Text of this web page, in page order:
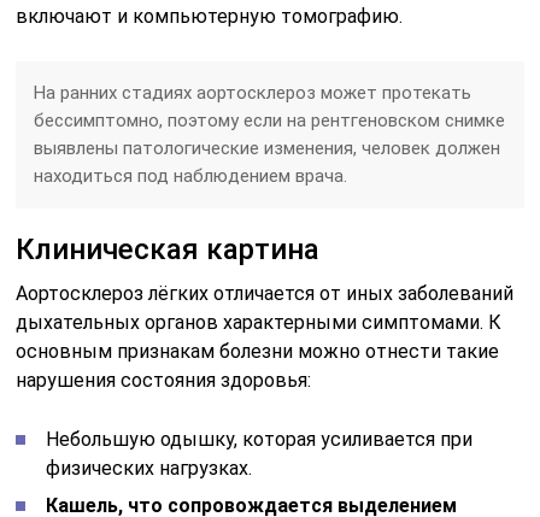
включают и компьютерную томографию.
На ранних стадиях аортосклероз может протекать
бессимптомно, поэтому если на рентгеновском снимке
выявлены патологические изменения, человек должен
находиться под наблюдением врача.
Клиническая картина
Аортосклероз лёгких отличается от иных заболеваний
дыхательных органов характерными симптомами. К
основным признакам болезни можно отнести такие
нарушения состояния здоровья:
Небольшую одышку, которая усиливается при
физических нагрузках.
Кашель, что сопровождается выделением